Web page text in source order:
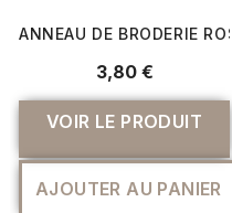
ANNEAU DE BRODERIE
3,80 €
VOIR LE PRODUIT
AJOUTER AU PANIER